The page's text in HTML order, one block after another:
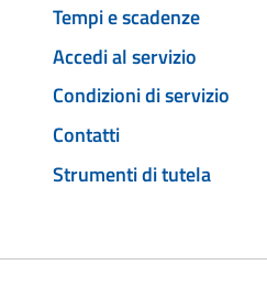
Tempi e scadenze
Accedi al servizio
Condizioni di servizio
Contatti
Strumenti di tutela